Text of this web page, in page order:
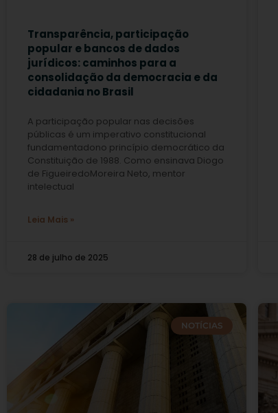
Transparência, participação
popular e bancos de dados
jurídicos: caminhos para a
consolidação da democracia e da
cidadania no Brasil
A participação popular nas decisões
públicas é um imperativo constitucional
fundamentadono princípio democrático da
Constituição de 1988. Como ensinava Diogo
de FigueiredoMoreira Neto, mentor
intelectual
Leia Mais »
28 de julho de 2025
NOTÍCIAS